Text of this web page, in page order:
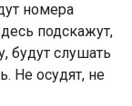
номера
подскажут,
будут слушать
Не осудят, не